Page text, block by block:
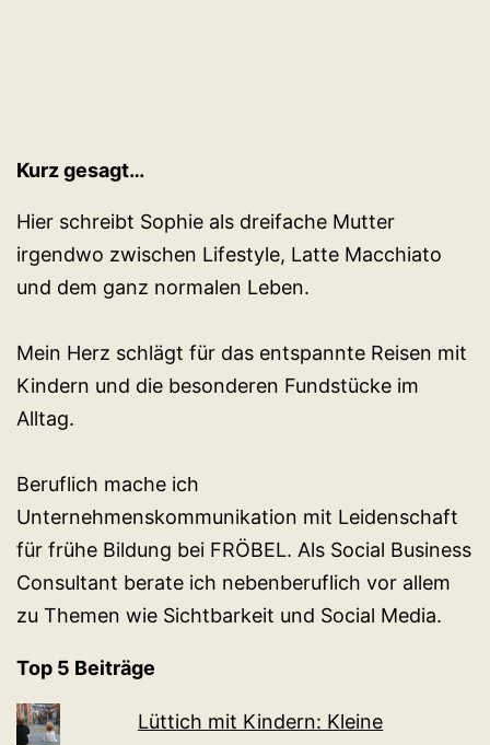
Kurz gesagt…
Hier schreibt Sophie als dreifache Mutter
irgendwo zwischen Lifestyle, Latte Macchiato
und dem ganz normalen Leben.
Mein Herz schlägt für das entspannte Reisen mit
Kindern und die besonderen Fundstücke im
Alltag.
Beruflich mache ich
Unternehmenskommunikation mit Leidenschaft
für frühe Bildung bei FRÖBEL. Als Social Business
Consultant berate ich nebenberuflich vor allem
zu Themen wie Sichtbarkeit und Social Media.
Top 5 Beiträge
Lüttich mit Kindern: Kleine